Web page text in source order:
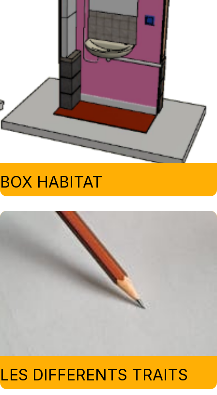
BOX HABITAT
LES DIFFERENTS TRAITS